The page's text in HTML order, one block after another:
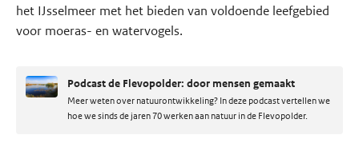
het IJsselmeer met het bieden van voldoende leefgebied
voor moeras- en watervogels.
Podcast de Flevopolder: door mensen gemaakt
Meer weten over natuurontwikkeling? In deze podcast vertellen we
hoe we sinds de jaren 70 werken aan natuur in de Flevopolder.